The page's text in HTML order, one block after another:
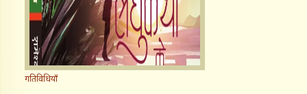
गतिविधियाँ